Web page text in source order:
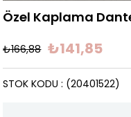
Özel Kaplama
₺166,88 ₺141,85
(20401522)
STOK KODU